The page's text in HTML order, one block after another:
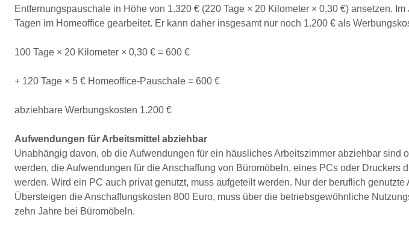
Entfernungspauschale in Höhe von 1.320 € (220 Tage × 20 Kilometer × 0,30 €) ansetzen.
Tagen im Homeoffice gearbeitet. Er kann daher insgesamt nur noch 1.200 € als
100 Tage × 20 Kilometer × 0,30 € = 600 €
+ 120 Tage × 5 € Homeoffice-Pauschale = 600 €
abziehbare Werbungskosten 1.200 €
Aufwendungen für Arbeitsmittel abziehbar
Unabhängig davon, ob die Aufwendungen für ein häusliches Arbeitszimmer abziehbar sind
werden, die Aufwendungen für die Anschaffung von Büromöbeln, eines PCs oder Druckers
werden. Wird ein PC auch privat genutzt, muss aufgeteilt werden. Nur der beruflich
Übersteigen die Anschaffungskosten 800 Euro, muss über die betriebsgewöhnliche
zehn Jahre bei Büromöbeln.